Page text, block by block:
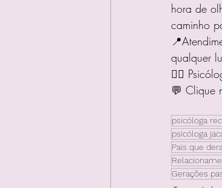
hora de
caminho
qualquer
👩‍⚕️
💬 Clique
psicóloga
psicóloga
Pais que
Gerações